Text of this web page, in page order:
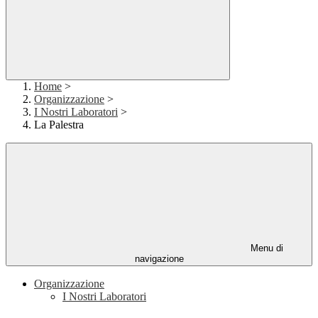
Home >
Organizzazione >
I Nostri Laboratori >
La Palestra
Menu di
navigazione
Organizzazione
I Nostri Laboratori